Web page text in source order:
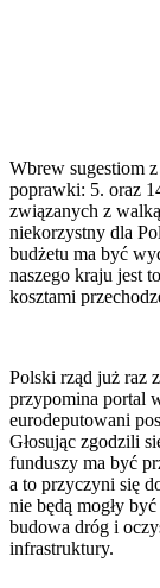
Wbrew sugestiom
poprawki: 5. oraz
związanych z
niekorzystny dla
budżetu ma być
naszego kraju jest
kosztami
Polski rząd już raz
przypomina portal
eurodeputowani
Głosując zgodzili
funduszy ma być
a to przyczyni się
nie będą mogły
budowa dróg i
infrastruktury.